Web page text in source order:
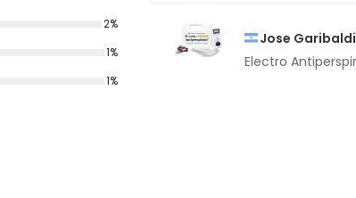
2%
1%
1%
Jose Garibaldi
Electro